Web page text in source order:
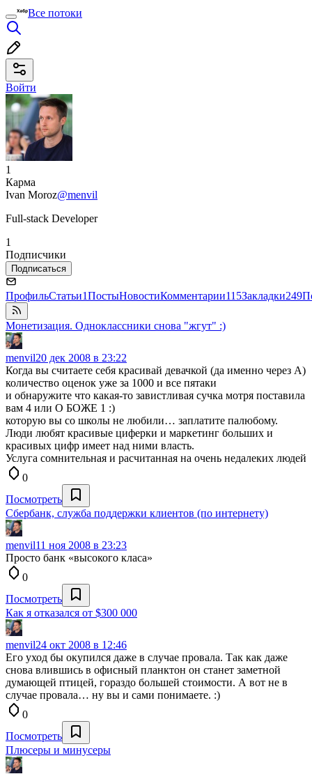
Все потоки
Войти
1
Карма
Ivan Moroz@menvil
Full-stack Developer
1
Подписчики
Подписаться
ПрофильСтатьи1ПостыНовостиКомментарии115Закладки249
Монетизация. Одноклассники снова "жгут" :)
menvil20 дек 2008 в 23:22
Когда вы считаете себя красивай девачкой (да именно через А)
количество оценок уже за 1000 и все пятаки
и обнаружите что какая-то завистливая сучка мотря поставила
вам 4 или О БОЖЕ 1 :)
которую вы со школы не любили… заплатите палюбому.
Люди любят красивые циферки и маркетинг больших и
красивых цифр имеет над ними власть.
Услуга сомнительная и расчитанная на очень недалеких людей
0
Посмотреть
Сбербанк, служба поддержки клиентов (по интернету)
menvil11 ноя 2008 в 23:23
Просто банк «высокого класа»
0
Посмотреть
Как я отказался от $300 000
menvil24 окт 2008 в 12:46
Его уход бы окупился даже в случае провала. Так как даже
снова влившись в офисный планктон он станет заметной
думающей птицей, гораздо большей стоимости. А вот не в
случае провала… ну вы и сами понимаете. :)
0
Посмотреть
Плюсеры и минусеры